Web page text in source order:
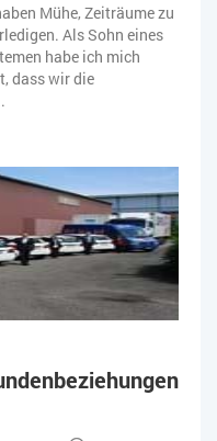
Mühe, Zeiträume zu
Als Sohn eines
habe ich mich
dass wir die